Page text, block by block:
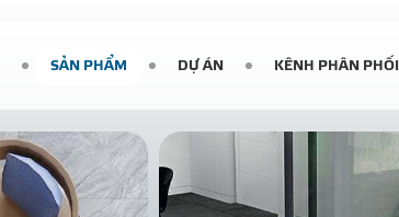
SẢN PHẨM DỰ ÁN KÊNH PHÂN PHỐI